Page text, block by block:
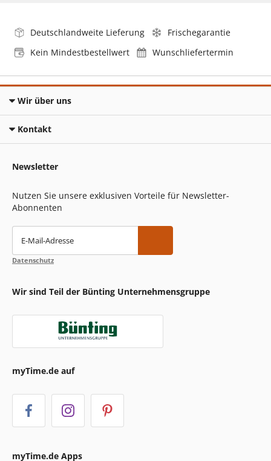
Deutschlandweite Lieferung
Frischegarantie
Kein Mindestbestellwert
Wunschliefertermin
Wir über uns
Kontakt
Newsletter
Nutzen Sie unsere exklusiven Vorteile für Newsletter-
Abonnenten
E-Mail-Adresse
Datenschutz
Wir sind Teil der Bünting Unternehmensgruppe
myTime.de auf
myTime.de Apps